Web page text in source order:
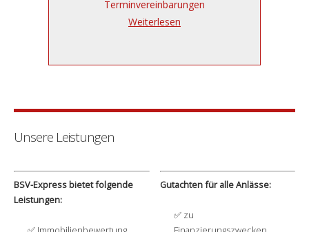
Terminvereinbarungen
Weiterlesen
Unsere Leistungen
BSV-Express bietet folgende
Leistungen:
Gutachten für alle Anlässe:
zu